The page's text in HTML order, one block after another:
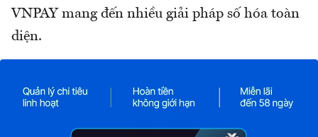
VNPAY mang đến nhiều giải pháp số hóa toàn
diện.